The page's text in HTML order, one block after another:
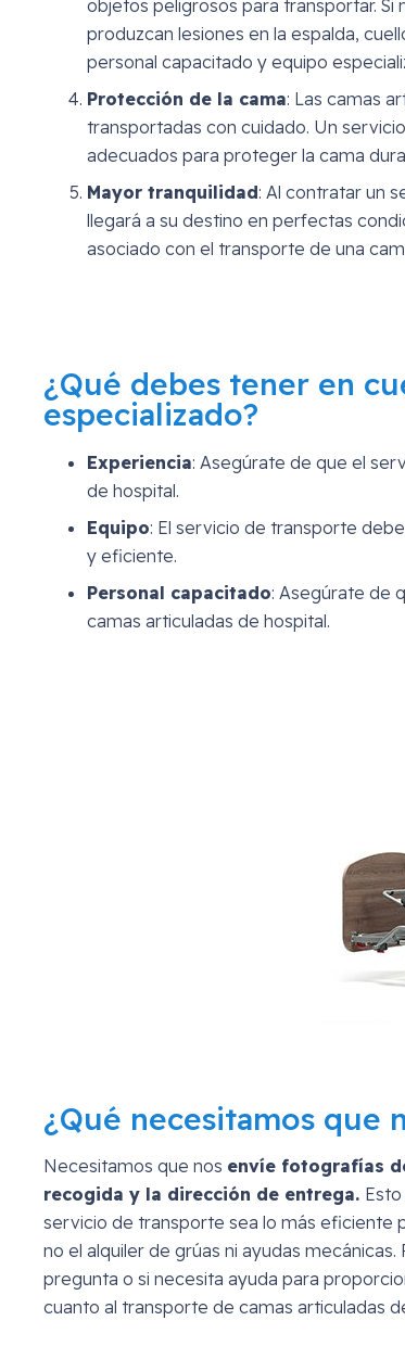
objetos peligrosos para transportar.
produzcan lesiones en la espalda,
personal capacitado y equipo
Protección de la cama: Las camas
transportadas con cuidado. Un
adecuados para proteger la cama
Mayor tranquilidad: Al contratar un
llegará a su destino en perfectas
asociado con el transporte de una
¿Qué debes tener en
especializado?
Experiencia: Asegúrate de que el
de hospital.
Equipo: El servicio de transporte
y eficiente.
Personal capacitado: Asegúrate de
camas articuladas de hospital.
¿Qué necesitamos que
Necesitamos que nos envíe fotografías
recogida y la dirección de entrega.
servicio de transporte sea lo más eficiente
no el alquiler de grúas ni ayudas
pregunta o si necesita ayuda para
cuanto al transporte de camas articuladas